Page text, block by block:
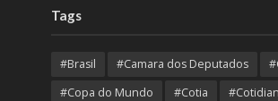
Tags
#Brasil #Camara dos Deputados
#Copa do Mundo
#Cotia